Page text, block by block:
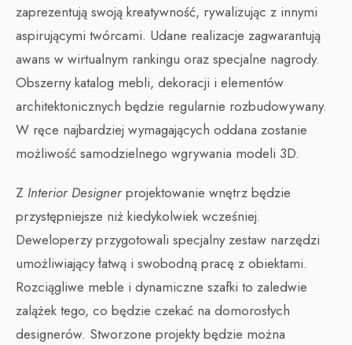
zaprezentują swoją kreatywność, rywalizując z innymi
aspirującymi twórcami. Udane realizacje zagwarantują
awans w wirtualnym rankingu oraz specjalne nagrody.
Obszerny katalog mebli, dekoracji i elementów
architektonicznych będzie regularnie rozbudowywany.
W ręce najbardziej wymagających oddana zostanie
możliwość samodzielnego wgrywania modeli 3D.
Z Interior Designerprojektowanie wnętrz będzie
przystępniejsze niż kiedykolwiek wcześniej.
Deweloperzy przygotowali specjalny zestaw narzędzi
umożliwiający łatwą i swobodną pracę z obiektami.
Rozciągliwe meble i dynamiczne szafki to zaledwie
zalążek tego, co będzie czekać na domorosłych
designerów. Stworzone projekty będzie można